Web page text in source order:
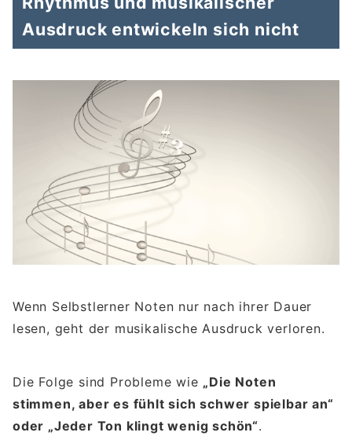
Ausdruck entwickeln sich nicht
Wenn Selbstlerner Noten nur nach ihrer Dauer
lesen, geht der musikalische Ausdruck verloren.
Die Folge sind Probleme wie „Die Noten
stimmen, aber es fühlt sich schwer spielbar an“
oder „Jeder Ton klingt wenig schön“.